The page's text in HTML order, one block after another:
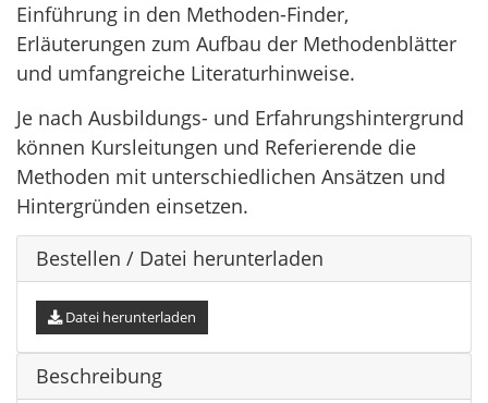
Einführung in den Methoden-Finder,
Erläuterungen zum Aufbau der Methodenblätter
und umfangreiche Literaturhinweise.
Je nach Ausbildungs- und Erfahrungshintergrund
können Kursleitungen und Referierende die
Methoden mit unterschiedlichen Ansätzen und
Hintergründen einsetzen.
Bestellen / Datei herunterladen
Datei herunterladen
Beschreibung